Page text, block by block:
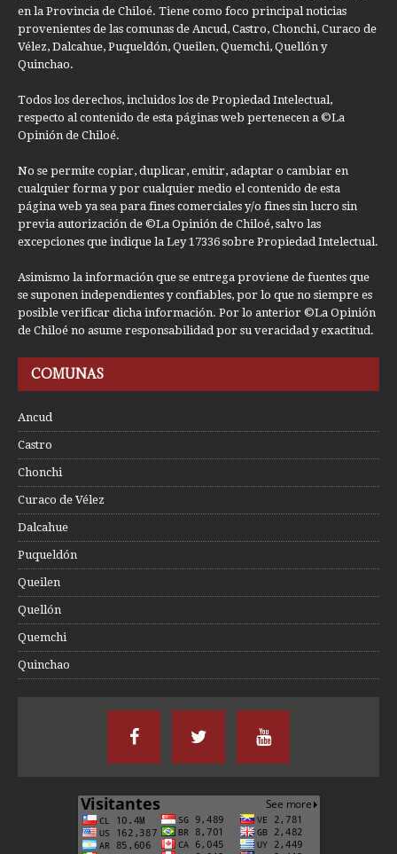
en la Provincia de Chiloé. Tiene como foco principal noticias
provenientes de las comunas de Ancud, Castro, Chonchi, Curaco de
Vélez, Dalcahue, Puqueldón, Queilen, Quemchi, Quellón y
Quinchao.
Todos los derechos, incluidos los de Propiedad Intelectual,
respecto al contenido de esta páginas web pertenecen a ©La
Opinión de Chiloé.
No se permite copiar, duplicar, emitir, adaptar o cambiar en
cualquier forma y por cualquier medio el contenido de esta
página web ya sea para fines comerciales y/o fines sin lucro sin
previa autorización de ©La Opinión de Chiloé, salvo las
excepciones que indique la Ley 17336 sobre Propiedad Intelectual.
Asimismo la información que se entrega proviene de fuentes que
se suponen independientes y confiables, por lo que no siempre es
posible verificar dicha información. Por lo anterior ©La Opinión
de Chiloé no asume responsabilidad por su veracidad y exactitud.
COMUNAS
Ancud
Castro
Chonchi
Curaco de Vélez
Dalcahue
Puqueldón
Queilen
Quellón
Quemchi
Quinchao